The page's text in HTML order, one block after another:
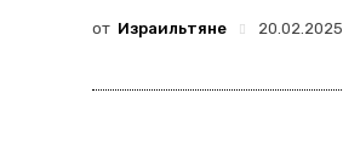
от Израильтяне 20.02.2025